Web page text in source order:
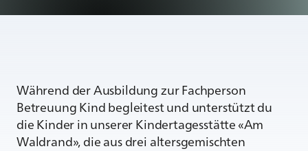
Während der Ausbildung zur Fachperson
Betreuung Kind begleitest und unterstützt du
die Kinder in unserer Kindertagesstätte «Am
Waldrand», die aus drei altersgemischten